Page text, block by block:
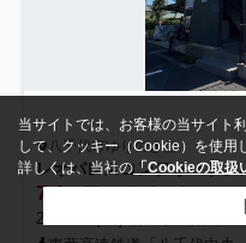
八千代市ゆりのき台
レオパレスコンフォート
7.1
23.18㎡ (1K) /築2年 /3階建
当サイトでは、お客様の当サイト
して、クッキー（Cookie）を使用
詳しくは、当社の「Cookieの取扱